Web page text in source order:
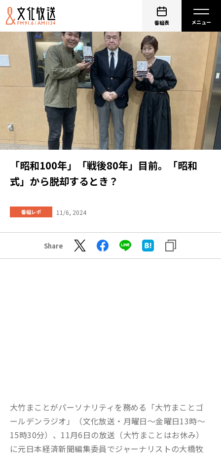
番組表
「昭和100年」「戦後80年」目前。「昭和
式」から脱却するとき？
番組レポ 11/6, 2024
Share
大竹まことがパーソナリティを務める「大竹まことゴ
ールデンラジオ」（文化放送・月曜日～金曜日13時～
15時30分）、11月6日の放送（大竹まことはお休み）
に元日本経済新聞編集委員でジャーナリストの大橋牧